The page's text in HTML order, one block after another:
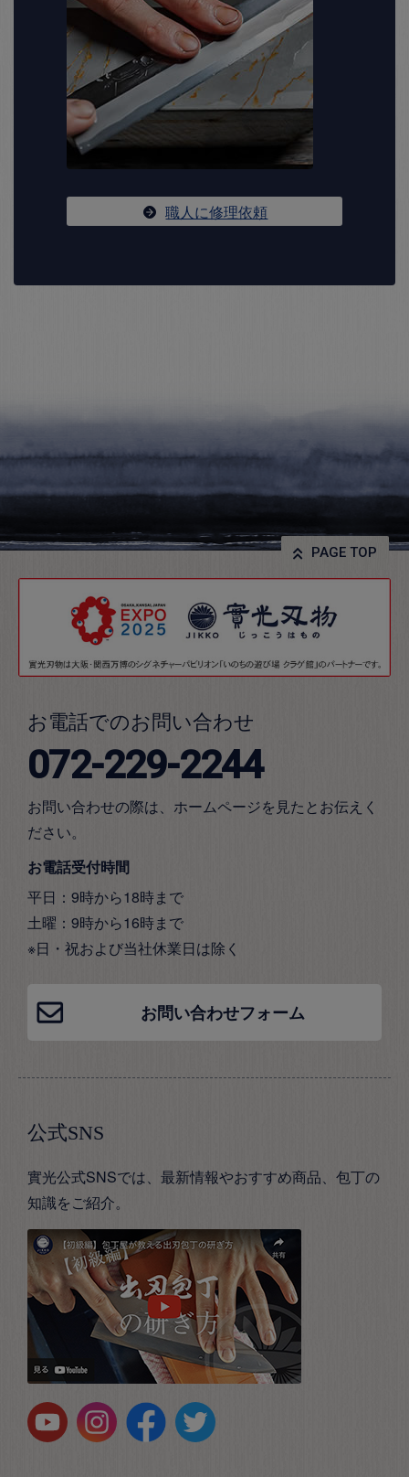
職人に修理依頼
PAGE TOP
お電話でのお問い合わせ
072-229-2244
お問い合わせの際は、ホームページを見たとお伝えく
ださい。
お電話受付時間
平日：9時から18時まで
土曜：9時から16時まで
※日・祝および当社休業日は除く
お問い合わせフォーム
公式SNS
實光公式SNSでは、最新情報やおすすめ商品、包丁の
知識をご紹介。